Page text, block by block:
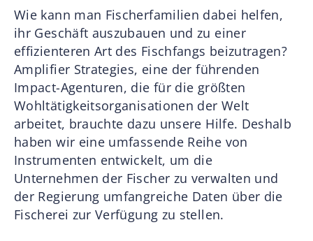
Wie kann man Fischerfamilien dabei helfen,
ihr Geschäft auszubauen und zu einer
effizienteren Art des Fischfangs beizutragen?
Amplifier Strategies, eine der führenden
Impact-Agenturen, die für die größten
Wohltätigkeitsorganisationen der Welt
arbeitet, brauchte dazu unsere Hilfe. Deshalb
haben wir eine umfassende Reihe von
Instrumenten entwickelt, um die
Unternehmen der Fischer zu verwalten und
der Regierung umfangreiche Daten über die
Fischerei zur Verfügung zu stellen.